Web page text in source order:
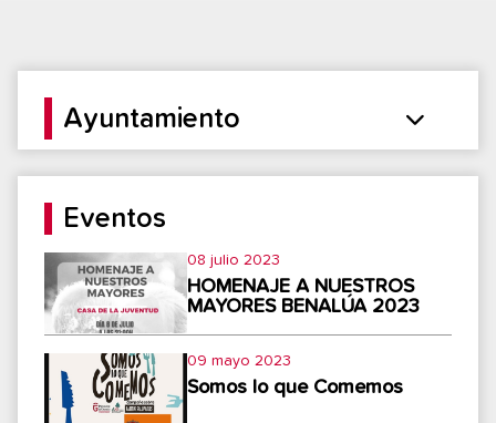
Ayuntamiento
Eventos
08 julio 2023
HOMENAJE A NUESTROS
MAYORES BENALÚA 2023
09 mayo 2023
Somos lo que Comemos